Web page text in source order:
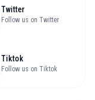
Twitter
Follow us on Twitter
Tiktok
Follow us on Tiktok